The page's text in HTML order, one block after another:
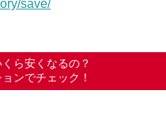
save/
ら安くなるの？
ンでチェック！